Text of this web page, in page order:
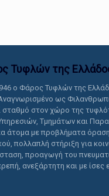
περιεχόμενο.
Τυφλών της
ο Φάρος Τυφλών της
ως
σταθμό στον χώρο της
Τμημάτων και
άτομα με προβλήματα
πολλαπλή στήριξη για
προαγωγή του
ανεξάρτητη και με ίσες